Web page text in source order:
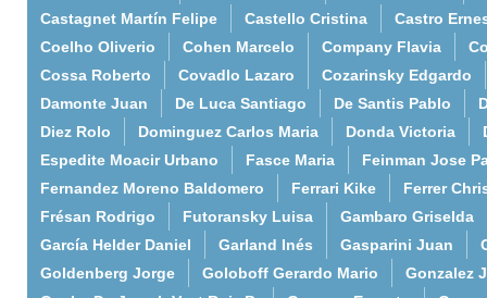
Castagnet Martín Felipe
Castello Cristina
Castro
Coelho Oliverio
Cohen Marcelo Company Flavia
Cossa Roberto
Covadlo Lazaro
Cozarinsky Edgardo
Damonte Juan
De Luca Santiago De Santis Pablo
Diez Rolo
Dominguez Carlos Maria Donda Victoria
Espedite Moacir Urbano
Fasce Maria
Feinman Jose
Fernandez Moreno Baldomero
Ferrari Kike
Ferrer
Frésan Rodrigo
Futoransky Luisa
Gambaro Griselda
García Helder Daniel
Garland Inés Gasparini Juan
Goldenberg Jorge
Goloboff Gerardo Mario
Gonzalez